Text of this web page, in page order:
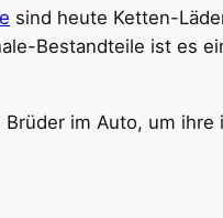
sind heute Ketten-
Bestandteile ist es
im Auto, um